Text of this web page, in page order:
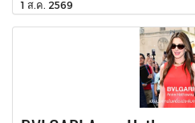
1 ส.ค. 2569